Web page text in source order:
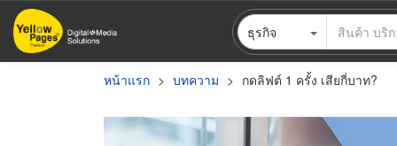
ข้าม
ไป
ธุรกิจ
หน้าแรก บทความ กดลิฟต์ 1 ครั้ง เสียกี่บาท?